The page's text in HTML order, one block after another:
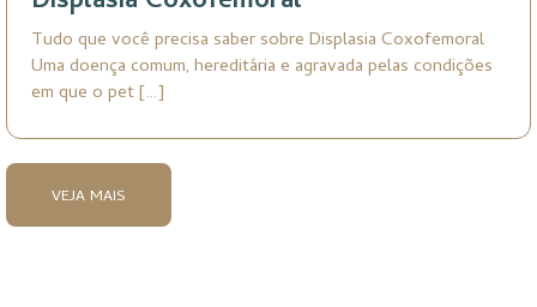
Tudo que você precisa saber sobre Displasia Coxofemoral
Uma doença comum, hereditária e agravada pelas condições
em que o pet […]
VEJA MAIS